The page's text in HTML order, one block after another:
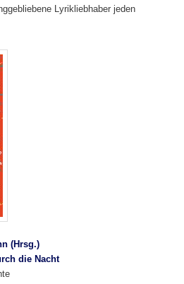
Lyrikliebhaber jeden
(Hrsg.)
die Nacht